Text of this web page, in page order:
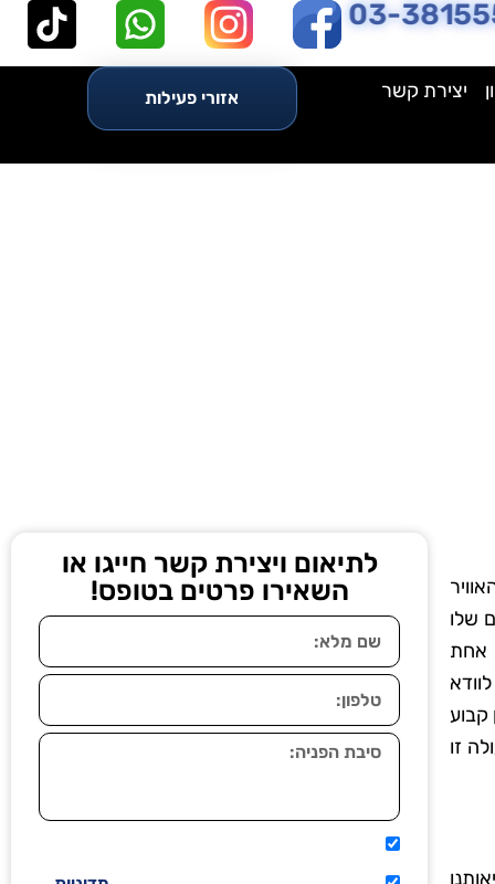
03-
יצירת קשר אזורי פעילות
שלו
אחת
קבוע
זו
לתיאום ויצירת קשר חייגו או
השאירו פרטים בטופס!